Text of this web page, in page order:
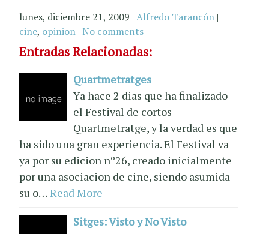
lunes, diciembre 21, 2009 |Alfredo Tarancón |
cine, opinion | No comments
Entradas Relacionadas:
Quartmetratges
Ya hace 2 dias que ha finalizado
el Festival de cortos
Quartmetratge, y la verdad es que
ha sido una gran experiencia. El Festival va
ya por su edicion nº26, creado inicialmente
por una asociacion de cine, siendo asumida
su o…Read More
Sitges: Visto y No Visto